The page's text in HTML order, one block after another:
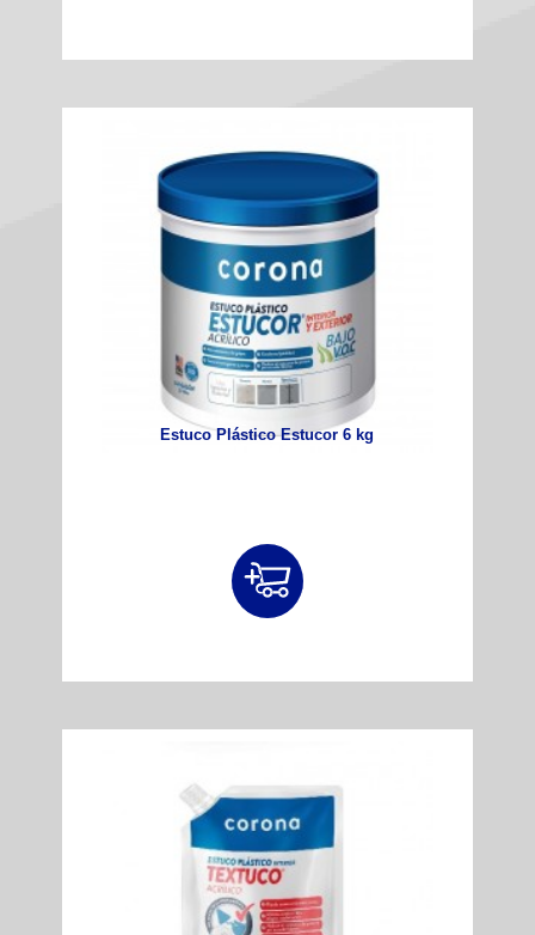
Estuco Plástico Estucor 6 kg